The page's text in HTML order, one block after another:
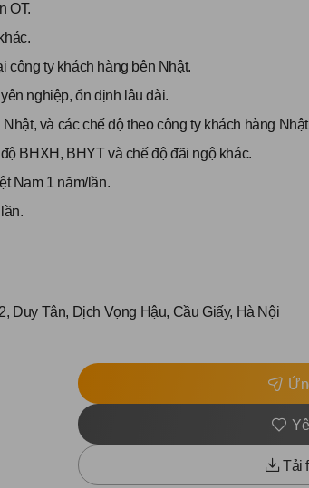
OT.
công ty khách hàng bên Nhật.
nghiệp, ổn định lâu dài.
và các chế độ theo công ty khách hàng
BHXH, BHYT và chế độ đãi ngộ khác.
Nam 1 năm/lần.
Duy Tân, Dịch Vọng Hậu, Cầu Giấy, Hà Nội
Tải